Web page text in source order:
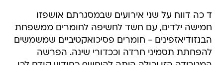
ד כה דווח על שני אירועים שבמסגרתם אושפזו
חמישה ילדים, עם חשד לחשיפה לחומרים ממשפחת
הבנזודיאזפינים - חומרים פסיכואקטיביים שמשמשים
להפחתת תסמיני חרדה וככדורי שינה. הפרשה